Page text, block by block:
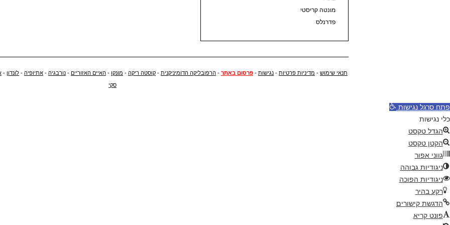
מונטה קריסטי
פדרנלס
תנאי שימוש - מדיניות פרטיות - נגישות - פרסום באתר - הרפובליקה הדומיניקנית - קוסטה ריקה - מונקו - האיים האזוריים - נורבגיה - אתיופיה - לונדון -
סקי
פתח סרגל נגישות
כלי נגישות
הגדל טקסט
הקטן טקסט
גווני אפור
ניגודיות גבוהה
ניגודיות הפוכה
רקע בהיר
הדגשת קישורים
פונט קריא